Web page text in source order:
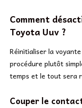
Comment
Toyota Uuv ?
Réinitialiser la
procédure plutôt
temps et le tout sera
Couper le